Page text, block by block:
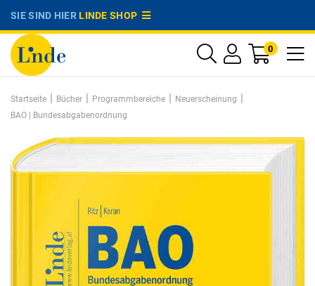
SIE SIND HIERLINDE SHOP
0
Startseite | Bücher | Programmbereiche | Neuerscheinung |
BAO | Bundesabgabenordnung